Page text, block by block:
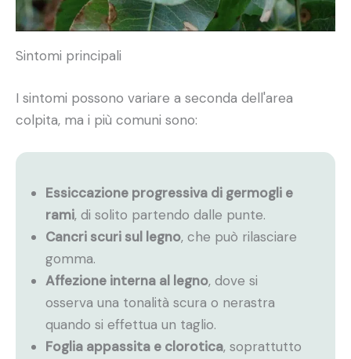
Sintomi principali
I sintomi possono variare a seconda dell'area
colpita, ma i più comuni sono:
Essiccazione progressiva di germogli e
rami, di solito partendo dalle punte.
Cancri scuri sul legno, che può rilasciare
gomma.
Affezione interna al legno, dove si
osserva una tonalità scura o nerastra
quando si effettua un taglio.
Foglia appassita e clorotica, soprattutto